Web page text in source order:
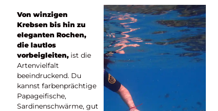
Von winzigen
Krebsen bis hin zu
eleganten Rochen,
die lautlos
vorbeigleiten, ist die
Artenvielfalt
beeindruckend. Du
kannst farbenprächtige
Papageifische,
Sardinenschwärme, gut